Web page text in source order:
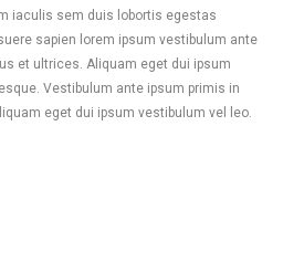
iaculis sem duis lobortis egestas
sapien lorem ipsum vestibulum ante
et ultrices. Aliquam eget dui ipsum
Vestibulum ante ipsum primis in
eget dui ipsum vestibulum vel leo.